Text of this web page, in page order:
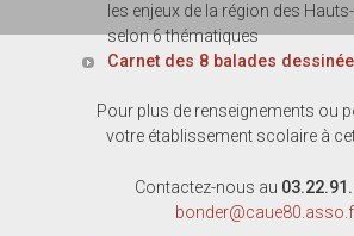
les enjeux de la région des
selon 6 thématiques
Carnet des 8 balades
Pour plus de renseignements ou
votre établissement scolaire à
Contactez-nous au